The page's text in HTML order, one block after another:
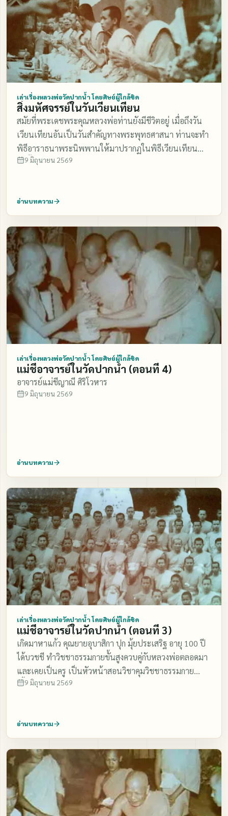
เล่าเรื่องหลวงพ่อวัดปากน้ำ โดยศิษย์ผู้ใกล้ชิด
สิ่งมหัศจรรย์ในวันเวียนเทียน
สมัยที่พระเดชพระคุณหลวงพ่อท่านยังมีชีวิตอยู่ เมื่อถึงวัน
เวียนเทียนอันเป็นวันสำคัญทางพระพุทธศาสนา ท่านจะทำ
พิธีอาราธนาพระนิพพานให้มาปรากฏในพิธีเวียนเทียน
ฉะนั้นในวันเวียนเทียนจึงมีสาธุชนมาร่วมในพิธีเวียนเทียน
เวียนเทียน ก่อนจะถึงพิธีเวียนเทียนหลวงพ่อท่านจะอธิบาย
ถึงความสำคัญของวันเวียนเทียนวันนั้นเสียก่อน แล้วสอนว่า
ในขณะที่กำลังทำพิธีเวียนเทียน ให้ทุกคนทำจิตเป็นสมาธิ
ไปด้วย คือ ทำใจให้หยุดนิ่ง ให้เวียนเทียนด้วยอาการสำรวม
ระวัง ไม่พูดไม่คุย ไม่แสดงอาการศึกคะนองอย่างหนึ่งอย่างใด
ให้สำรวมกาย วาจาใจให้สงบ หลังจากนั้นท่านจะนำไหว้พระ
สวดมนต์
9 มิถุนายน 2569
อ่านบทความ
เล่าเรื่องหลวงพ่อวัดปากน้ำ โดยศิษย์ผู้ใกล้ชิด
แม่ชีอาจารย์ในวัดปากน้ำ (ตอนที่ 4)
อาจารย์แม่ชีญาณี ศิริโวหาร
9 มิถุนายน 2569
อ่านบทความ
เล่าเรื่องหลวงพ่อวัดปากน้ำ โดยศิษย์ผู้ใกล้ชิด
แม่ชีอาจารย์ในวัดปากน้ำ (ตอนที่ 3)
เกิดมาหาแก้ว คุณยายอุบาสิกา ปุก มุ้ยประเสริฐ อายุ 100 ปี
ได้บวชชี ทำวิชชาธรรมกายขั้นสูงควบคู่กับหลวงพ่อตลอดมา
และเคยเป็นครู เป็นหัวหน้าสอนวิชาคุมวิชชาธรรมกาย
เบื้องสูงในสถานที่ทำวิชชา (โรงงาน) ของวัดปากน้ำ ในสมัย
ธรรมกายที่แก่กล้าขั้นสูง ขั้นละเอียดยิ่งในขั้นฝ่ายบุญ ภาค
ปราบอันหาศิษย์อื่น ๆ ทัดเทียมได้ยากท่านหนึ่งทีเดียว คุณ
ยายปุก เคยบอกเล่าเรื่องจักรพรรดิ, กายสิทธิ์ แก่เหล่า ศิษย์
ใกล้ชิดว่า............ ในปี พ.ศ. 2482 วัดปากน้ำนั้นเคยมีป่าช้า
ในวัด ปากน้ำตรงบริเวณตึกคณะเนกขัมม์ในปัจจุบัน ซึ่งใน
สมัย นั้น........ วันดีคืนดีก็มีดวงสว่าง ๆ ลอยขึ้นมาจาก พื้นดิน
บรรดาศิษย์หลวงพ่อ มีแม่ชีต่างก็คอยแอบจ้อง เพื่อจะจับดวง
9 มิถุนายน 2569
อ่านบทความ